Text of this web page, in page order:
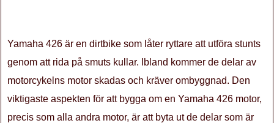
Yamaha 426 är en dirtbike som låter ryttare att utföra stunts
genom att rida på smuts kullar. Ibland kommer de delar av
motorcykelns motor skadas och kräver ombyggnad. Den
viktigaste aspekten för att bygga om en Yamaha 426 motor,
precis som alla andra motor, är att byta ut de delar som är